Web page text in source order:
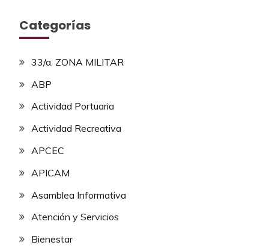
Categorías
33/a. ZONA MILITAR
ABP
Actividad Portuaria
Actividad Recreativa
APCEC
APICAM
Asamblea Informativa
Atención y Servicios
Bienestar